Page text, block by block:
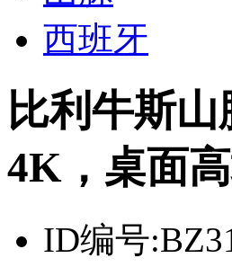
西班牙
比利牛斯
4K，桌面
ID编号: